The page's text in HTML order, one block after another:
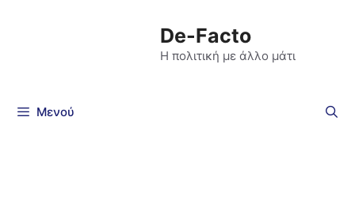
De-Facto
Η πολιτική με άλλο μάτι
Μενού